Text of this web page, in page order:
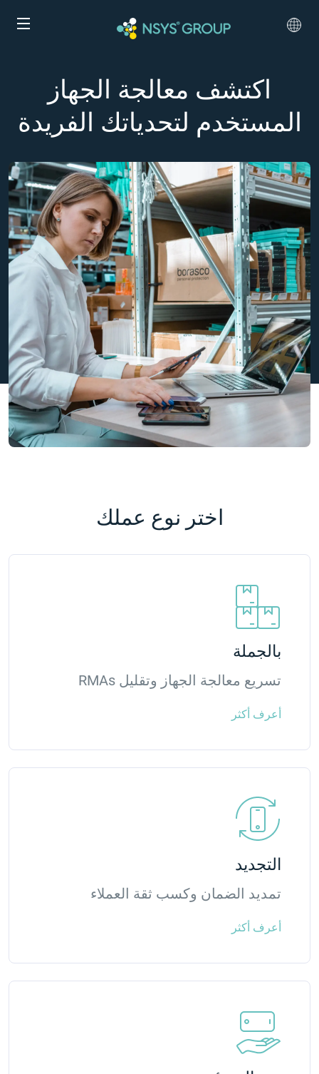
اكتشف معالجة الجهاز
المستخدم لتحدياتك الفريدة
اختر نوع عملك
بالجملة
تسريع معالجة الجهاز وتقليل RMAs
أعرف أكثر
التجديد
تمديد الضمان وكسب ثقة العملاء
أعرف أكثر